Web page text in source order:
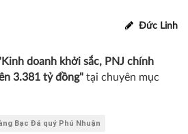
Đức Linh
doanh khởi sắc, PNJ chính
3.381 tỷ đồng" tại chuyên mục
Bạc Đá quý Phú Nhuận